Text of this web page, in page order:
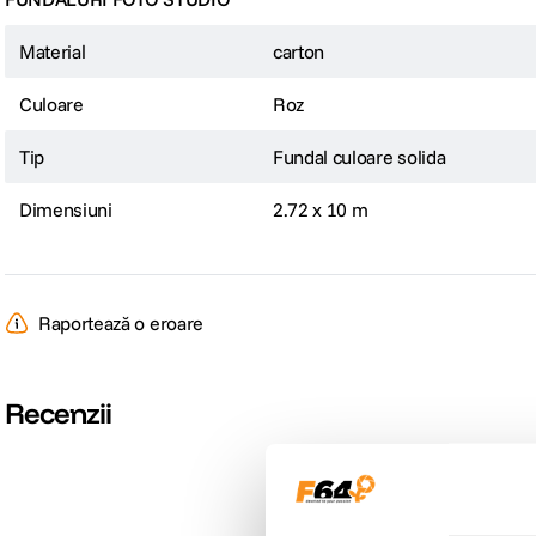
Material carton
Culoare Roz
Tip Fundal culoare solida
Dimensiuni 2.72 x 10 m
Raportează o eroare
Recenzii